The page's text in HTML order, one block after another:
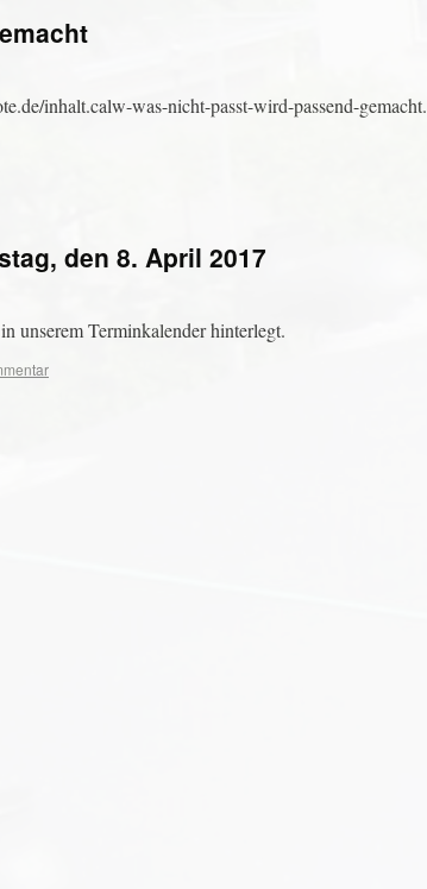
inhalt.calw-was-nicht-passt-wird-passend-
den 8. April 2017
unserem Terminkalender hinterlegt.